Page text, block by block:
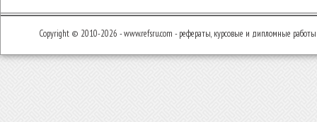
Copyright © 2010-2026 - www.refsru.com - рефераты, курсовые и дипломные работы